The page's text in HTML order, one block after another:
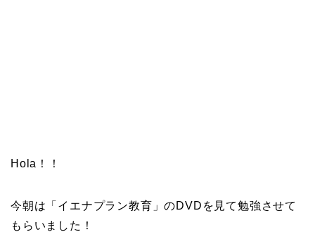
Hola！！
今朝は「イエナプラン教育」のDVDを見て勉強させて
もらいました！